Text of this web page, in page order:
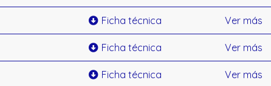
Ficha técnica Ver más
Ficha técnica Ver más
Ficha técnica Ver más